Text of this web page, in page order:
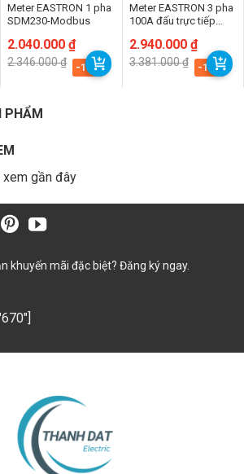
Meter EASTRON 1 pha
SDM230-Modbus
2.346.000₫
Giá
gốc
là:
2.040.000₫
Giá
hiện
tại
-13%
Meter EASTRON 3 pha
100A đấu trực tiếp
3.381.000₫
Giá
gốc
là:
2.940.000 ₫
Giá
hiện
tại
-13%
PHẨM
xem gần đây
khuyến mãi đặc biệt? Đăng ký ngay.